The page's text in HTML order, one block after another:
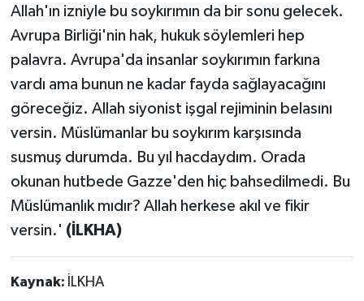
Allah'ın izniyle bu soykırımın da bir sonu gelecek.
Avrupa Birliği'nin hak, hukuk söylemleri hep
palavra. Avrupa'da insanlar soykırımın farkına
vardı ama bunun ne kadar fayda sağlayacağını
göreceğiz. Allah siyonist işgal rejiminin belasını
versin. Müslümanlar bu soykırım karşısında
susmuş durumda. Bu yıl hacdaydım. Orada
okunan hutbede Gazze'den hiç bahsedilmedi. Bu
Müslümanlık mıdır? Allah herkese akıl ve fikir
versin.' (İLKHA)
Kaynak: İLKHA